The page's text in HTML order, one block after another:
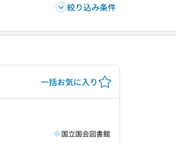
絞り込み条件
一括お気に入り
国立国会図書館